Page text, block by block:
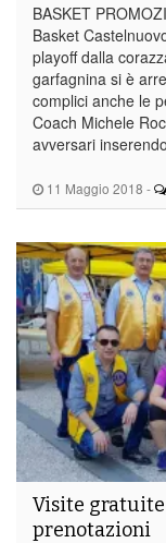
11 Maggio 2018 -
BASKET
Basket
playoff dalla
garfagnina si è
complici anche le
Coach Michele
avversari
Visite gratuite
prenotazioni